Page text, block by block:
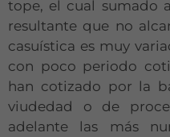
tope, el cual sumado
resultante que no
casuística es muy
con poco periodo
han cotizado por la
viudedad o de
adelante las más